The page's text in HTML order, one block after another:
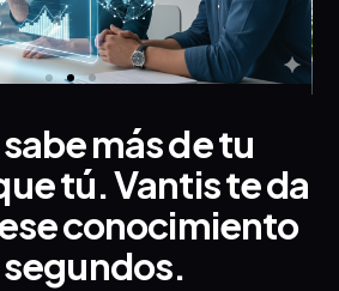
sabe más de tu
tú. Vantis te da
conocimiento